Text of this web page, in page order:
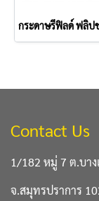
Contact Us
1/182 หมู่ 7 ต.บาง
จ.สมุทรปราการ